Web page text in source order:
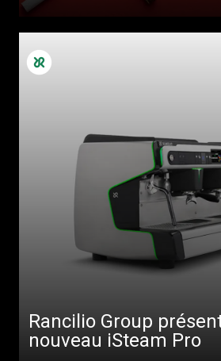
Rancilio Group
nouveau iSteam Pro